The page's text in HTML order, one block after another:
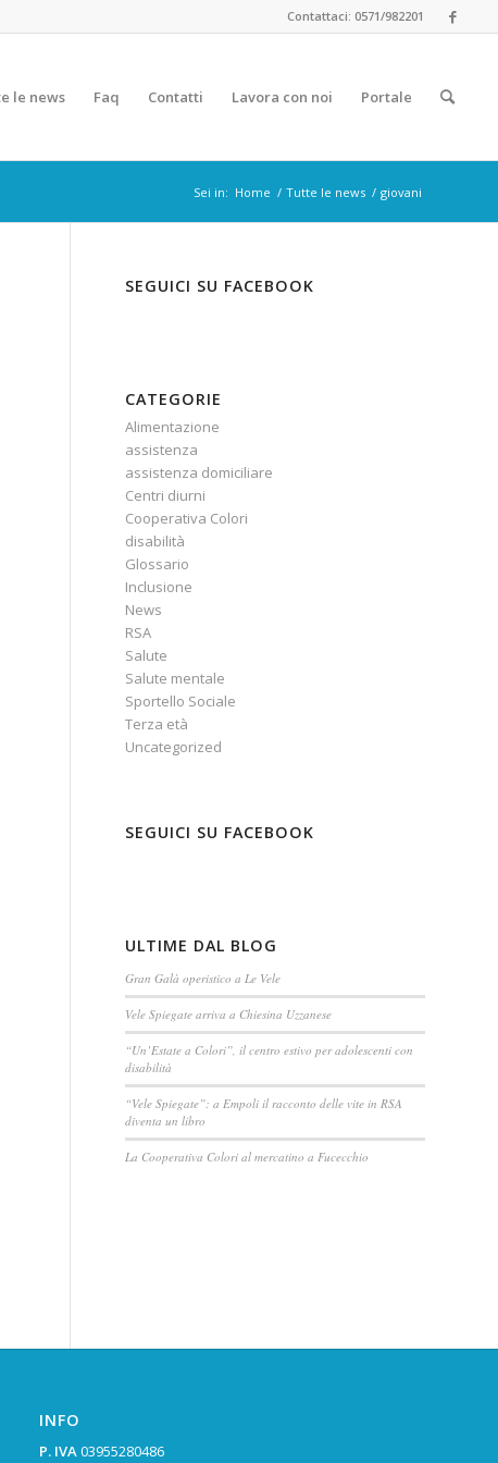
Contattaci: 0571/982201
le news Faq Contatti Lavora con noi Portale
Sei in: Home / Tutte le news / giovani
SEGUICI SU FACEBOOK
CATEGORIE
Alimentazione
assistenza
assistenza domiciliare
Centri diurni
Cooperativa Colori
disabilità
Glossario
Inclusione
News
RSA
Salute
Salute mentale
Sportello Sociale
Terza età
Uncategorized
SEGUICI SU FACEBOOK
ULTIME DAL BLOG
Gran Galà operistico a Le Vele
Vele Spiegate arriva a Chiesina Uzzanese
“Un’Estate a Colori”, il centro estivo per adolescenti con
disabilità
“Vele Spiegate”: a Empoli il racconto delle vite in RSA
diventa un libro
La Cooperativa Colori al mercatino a Fucecchio
INFO
P. IVA03955280486